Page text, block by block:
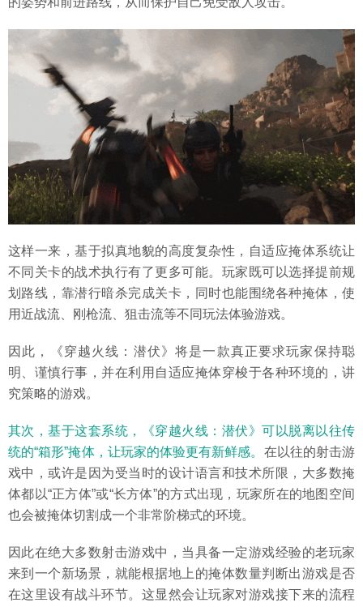
这样一来，基于拟真地貌的高度复杂性，自适应掩体系统让
不同关卡的战术执行有了更多可能。玩家既可以选择提前规
划路线，靠潜行暗杀完成关卡，同时也能围绕各种掩体，使
用近战流、刚枪流、狙击流等不同玩法体验游戏。
因此，《穿越火线：潜伏》将是一款真正要求玩家保持聪
明、谨慎行事，并在利用自适应掩体穿梭于各种环境的，讲
究策略的游戏。
其次，基于这套系统，《穿越火线：潜伏》可以脱离以往传
统的“箱形”掩体，让玩家的体验更有新鲜感。 在以往的射击游
戏中，或许是因为受当时的设计语言和技术所限，大多数掩
体都以“正方体”或“长方体”的方式出现，玩家所在的地图空间
也会被掩体切割成一个非常阶梯式的环境。
因此在绝大多数射击游戏中，当具备一定游戏经验的老玩家
来到一个新场景，就能根据地上的掩体数量判断出游戏是否
在这里设有战斗环节。这显然会让玩家对游戏接下来的流程